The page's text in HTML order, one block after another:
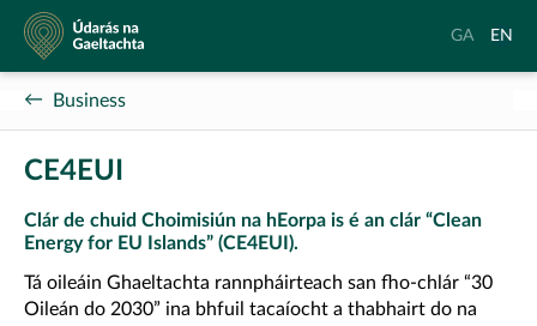
Údarás
na
Gaeltachta
Aistrigh
Gaeilge
GA
to
EN
Business
CE4EUI
Clár de chuid Choimisiún na hEorpa is é an clár “Clean
Energy for EU Islands” (CE4EUI).
Tá oileáin Ghaeltachta rannpháirteach san fho-chlár “30
Oileán do 2030” ina bhfuil tacaíocht a thabhairt do na